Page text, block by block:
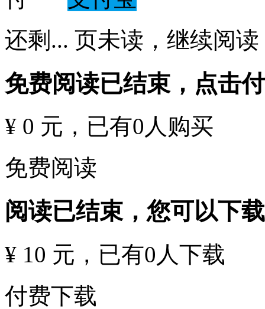
还剩 ... 页未读， 继续阅读
免费阅读已结束，点击
¥ 0 元 ，已有0 人购买
免费阅读
阅读已结束，您可以下
¥ 10 元 ，已有0 人下载
付费下载